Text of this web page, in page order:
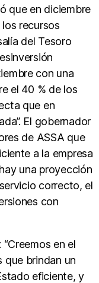
que en diciembre
recursos
del Tesoro
con una
el 40 % de los
que en
El gobernador
de ASSA que
a la empresa
una proyección
correcto, el
con
en el
que brindan un
eficiente, y